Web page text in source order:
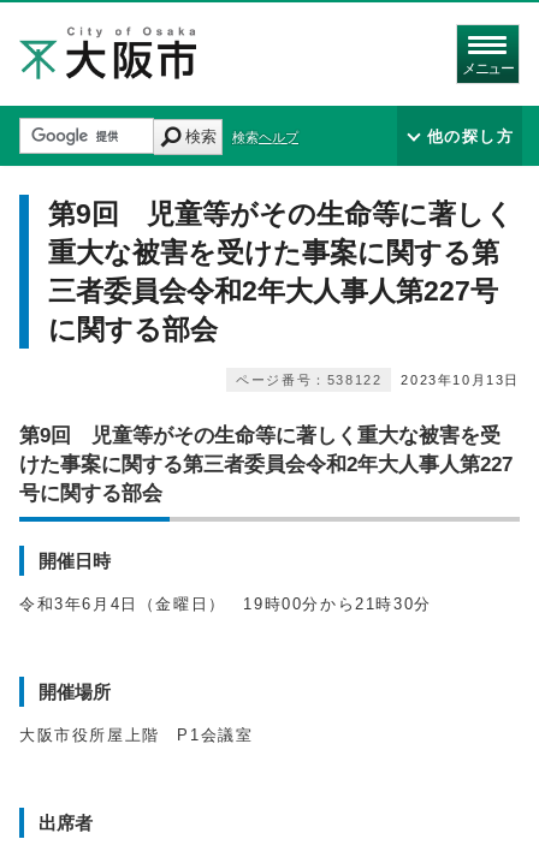
メニュー
検索 検索ヘルプ 他の探し方
第9回 児童等がその生命等に著しく
重大な被害を受けた事案に関する第
三者委員会令和2年大人事人第227号
に関する部会
2023年10月13日
ページ番号：538122
第9回 児童等がその生命等に著しく重大な被害を受
けた事案に関する第三者委員会令和2年大人事人第227
号に関する部会
開催日時
令和3年6月4日（金曜日） 19時00分から21時30分
開催場所
大阪市役所屋上階 P1会議室
出席者